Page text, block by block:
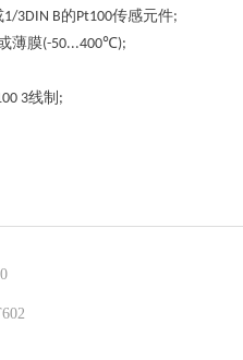
1/3DIN B的Pt100传感元件;
薄膜(-50...400℃);
3线制 ;